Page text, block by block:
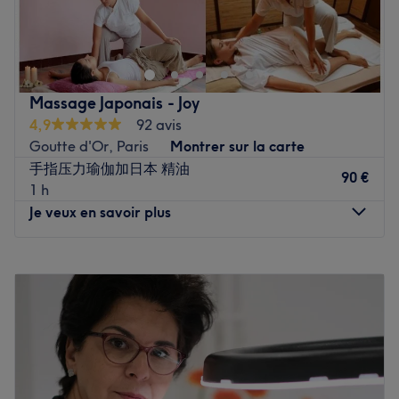
Voir le salon
Situé dans le 14e arrondissement de Paris, l'établissement
Yuanqi Beauté sera ravi de vous accueillir sur rendez-
vous, pour une séance d'acupuncture traditionnelle, de
lifting par acupuncture ou un soin du visage.
Transport public le plus proche :
À seulement deux minutes à pied du métro Alésia.
L’équipe :
À l'accueil de ce salon, Sarina vous réserve un accueil
chaleureux et attentionné. Son approche personnalisée et
Nos coups de cœur :
L’atmosphère : découvrez un cadre zen à la décoration
moderne et épurée.
Les spécialités de l’établissement : les soins du visage et
la médecine traditionnelle chinoise
Massage Japonais - Joy
4,9
92 avis
Goutte d'Or, Paris
Montrer sur la carte
手指压力瑜伽加日本 精油
1 h
90 €
Je veux en savoir plus
Mardi
Mercredi
Jeudi
Vendredi
10:00–20:15
Samedi
Dimanche
10:00–20:15